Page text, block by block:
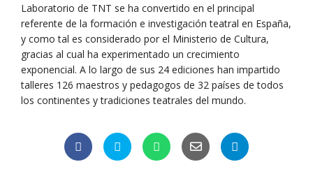
Laboratorio de TNT se ha convertido en el principal
referente de la formación e investigación teatral en España,
y como tal es considerado por el Ministerio de Cultura,
gracias al cual ha experimentado un crecimiento
exponencial. A lo largo de sus 24 ediciones han impartido
talleres 126 maestros y pedagogos de 32 países de todos
los continentes y tradiciones teatrales del mundo.